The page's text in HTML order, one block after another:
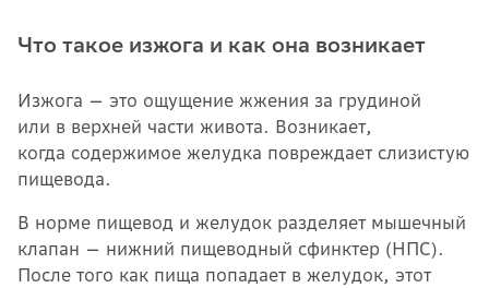
Что такое изжога и как она возникает
Изжога — это ощущение жжения за грудиной
или в верхней части живота. Возникает,
когда содержимое желудка повреждает слизистую
пищевода.
В норме пищевод и желудок разделяет мышечный
клапан — нижний пищеводный сфинктер (НПС).
После того как пища попадает в желудок, этот